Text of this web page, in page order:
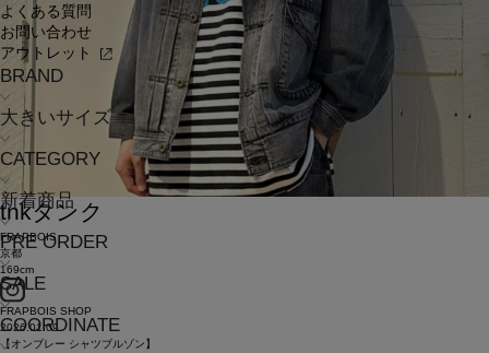
よくある質問
お問い合わせ
アウトレット
BRAND
大きいサイズ
CATEGORY
新着商品
PRE ORDER
SALE
COORDINATE
tnkタンク
FRAPBOIS
京都
169cm
FRAPBOIS SHOP
2026.01.09
【オンブレー シャツブルゾン】